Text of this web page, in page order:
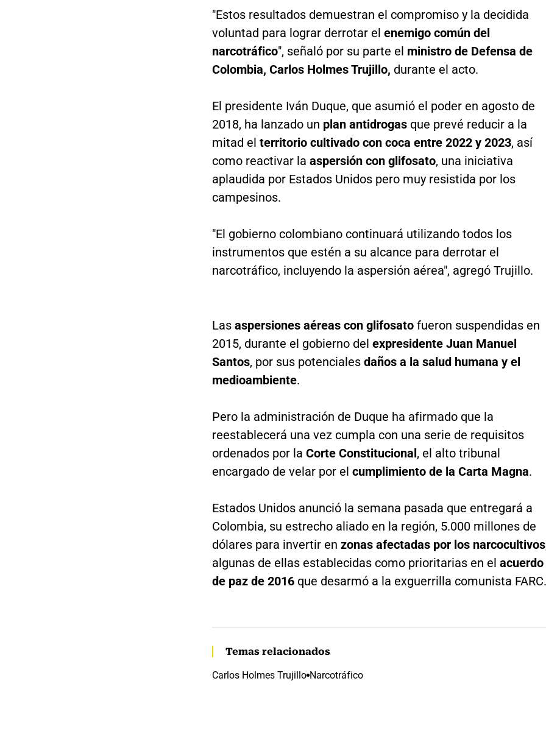
"Estos resultados demuestran el compromiso y la decidida
voluntad para lograr derrotar el enemigo común del
narcotráfico", señaló por su parte el ministro de Defensa de
Colombia, Carlos Holmes Trujillo, durante el acto.
El presidente Iván Duque, que asumió el poder en agosto de
2018, ha lanzado un plan antidrogas que prevé reducir a la
mitad el territorio cultivado con coca entre 2022 y 2023, así
como reactivar la aspersión con glifosato, una iniciativa
aplaudida por Estados Unidos pero muy resistida por los
campesinos.
"El gobierno colombiano continuará utilizando todos los
instrumentos que estén a su alcance para derrotar el
narcotráfico, incluyendo la aspersión aérea", agregó Trujillo.
Lasaspersiones aéreas con glifosatofueron suspendidas en
2015, durante el gobierno del expresidente Juan Manuel
Santos, por sus potenciales daños a la salud humana y el
medioambiente.
Pero la administración de Duque ha afirmado que la
reestablecerá una vez cumpla con una serie de requisitos
ordenados por la Corte Constitucional, el alto tribunal
encargado de velar por el cumplimiento de la Carta Magna.
Estados Unidos anunció la semana pasada que entregará a
Colombia, su estrecho aliado en la región, 5.000 millones de
dólares para invertir en zonas afectadas por los narcocultivos
algunas de ellas establecidas como prioritarias en el acuerdo
de paz de 2016 que desarmó a la exguerrilla comunista FARC.
Temas relacionados
Carlos Holmes Trujillo Narcotráfico